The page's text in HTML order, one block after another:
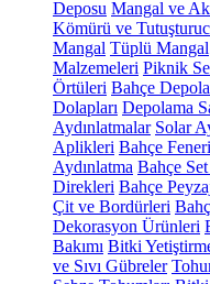
Deposu Mangal ve
Kömürü ve
Mangal Tüplü Mangal
Malzemeleri Piknik
Örtüleri Bahçe
Dolapları Depolama
Aydınlatmalar Solar
Aplikleri Bahçe
Aydınlatma Bahçe
Direkleri Bahçe
Çit ve Bordürleri
Dekorasyon Ürünleri
Bakımı Bitki
ve Sıvı Gübreler